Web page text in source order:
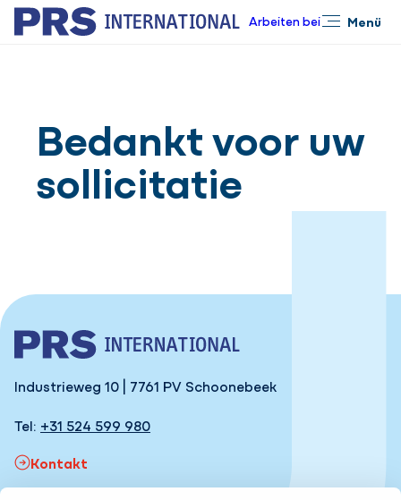
Arbeiten bei Menü
Bedankt voor uw
sollicitatie
Industrieweg 10 | 7761 PV Schoonebeek
Tel: +31 524 599 980
Kontakt
Schließen